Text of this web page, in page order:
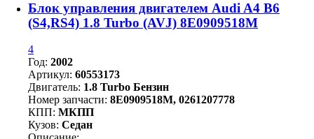
Блок управления двигателем Audi A4 B6
(S4,RS4) 1.8 Turbo (AVJ) 8E0909518M
4
Год: 2002
Артикул: 60553173
Двигатель: 1.8 Turbo Бензин
Номер запчасти: 8E0909518M, 0261207778
КПП: МКПП
Кузов: Седан